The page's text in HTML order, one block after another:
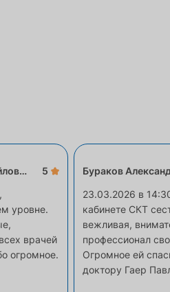
Тишакова Оксана Михайловна
5
уровне.
огромное.
Бураков
23.03.2026 в
кабинете СКТ
вежливая,
профессионал
Огромное ей спасибо,
доктору Гаер